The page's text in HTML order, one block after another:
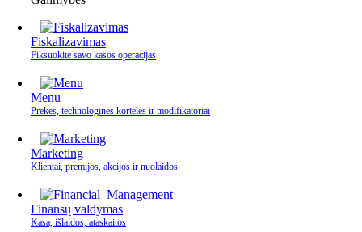
Fiskalizavimas
Fiksuokite savo kasos operacijas
Menu
Prekės, technologinės kortelės ir modifikatoriai
Marketing
Klientai, premijos, akcijos ir nuolaidos
Finansų valdymas
Kasa, išlaidos, ataskaitos